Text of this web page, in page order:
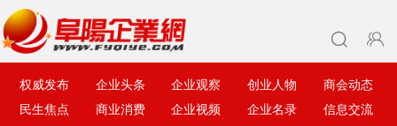
权威发布 企业头条 企业观察 创业人物
商会动态
民生焦点
商业消费 企业视频 企业名录 信息交流